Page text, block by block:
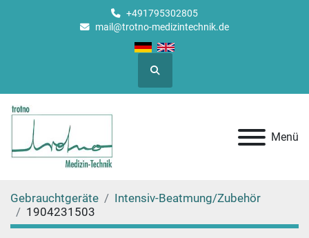
+491795302805
mail@trotno-medizintechnik.de
Suche
Menü
Gebrauchtgeräte
Intensiv-Beatmung/Zubehör
1904231503